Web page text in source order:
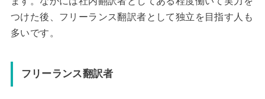
つけた後、フリーランス翻訳者として独立を目指す人も
多いです。
フリーランス翻訳者